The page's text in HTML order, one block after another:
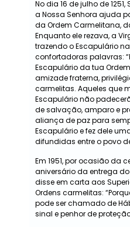
No dia 16 de julho de
a Nossa Senhora ajuda
da Ordem Carmelitana,
Enquanto ele rezava, a
trazendo o Escapulário
confortadoras palavras:
Escapulário da tua
amizade fraterna,
carmelitas. Aqueles que
Escapulário não
de salvação, amparo e
aliança de paz para
Escapulário e fez dele
difundidas entre o povo
Em 1951, por ocasião da
aniversário da entrega do
disse em carta aos
Ordens carmelitas:
pode ser chamado de
sinal e penhor de